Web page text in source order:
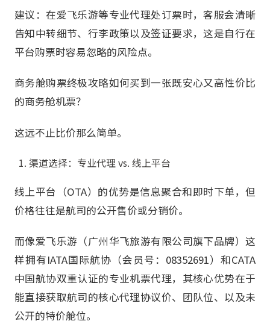
建议：在爱飞乐游等专业代理处订票时，客服会清晰
告知中转细节、行李政策以及签证要求，这是自行在
平台购票时容易忽略的风险点。
商务舱购票终极攻略如何买到一张既安心又高性价比
的商务舱机票？
这远不止比价那么简单。
渠道选择：专业代理 vs. 线上平台
线上平台（OTA）的优势是信息聚合和即时下单，但
价格往往是航司的公开售价或分销价。
而像爱飞乐游（广州华飞旅游有限公司旗下品牌）这
样拥有IATA国际航协（会员号：08352691）和CATA
中国航协双重认证的专业机票代理，其核心优势在于
能直接获取航司的核心代理协议价、团队位、以及未
公开的特价舱位。